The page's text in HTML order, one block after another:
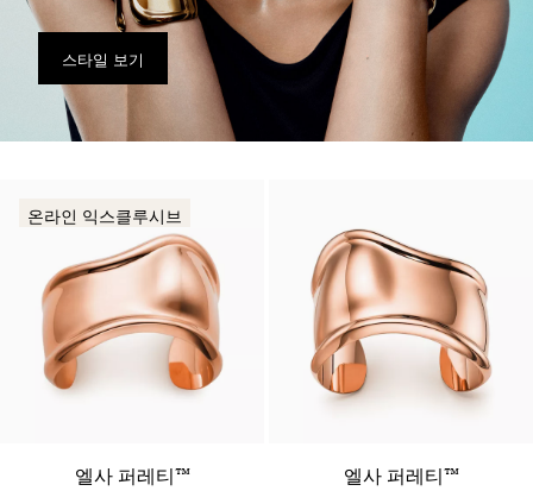
스타일 보기
온라인 익스클루시브
엘사 퍼레티™ 엘사 퍼레티™